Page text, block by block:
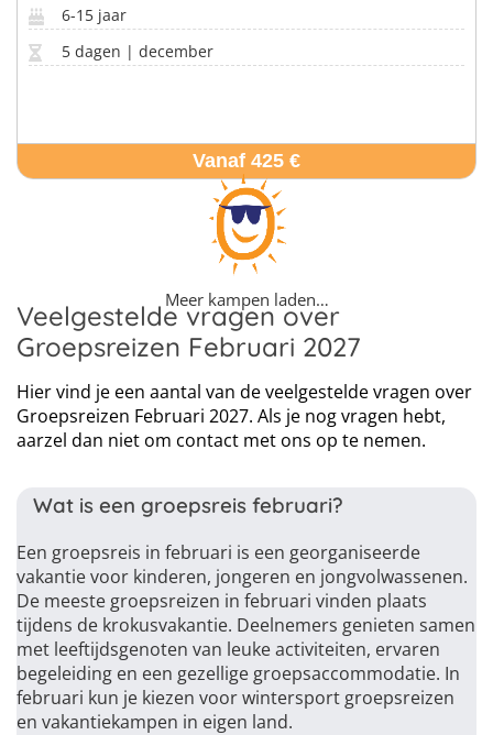
6-15 jaar
5 dagen | december
Vanaf 425 €
Meer kampen laden…
Veelgestelde vragen over
Groepsreizen Februari 2027
Hier vind je een aantal van de veelgestelde vragen over
Groepsreizen Februari 2027. Als je nog vragen hebt,
aarzel dan niet om contact met ons op te nemen.
Wat is een groepsreis februari?
Een groepsreis in februari is een georganiseerde
vakantie voor kinderen, jongeren en jongvolwassenen.
De meeste groepsreizen in februari vinden plaats
tijdens de krokusvakantie. Deelnemers genieten samen
met leeftijdsgenoten van leuke activiteiten, ervaren
begeleiding en een gezellige groepsaccommodatie. In
februari kun je kiezen voor wintersport groepsreizen
en vakantiekampen in eigen land.